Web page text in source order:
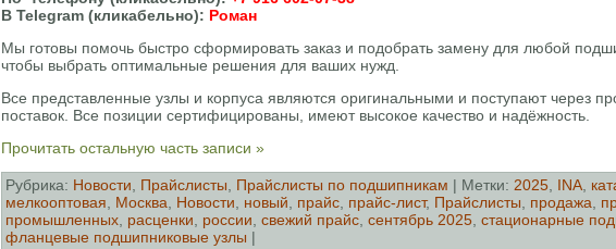
В Telegram (кликабельно): Роман
Мы готовы помочь быстро сформировать заказ и подобрать замену для любой
чтобы выбрать оптимальные решения для ваших нужд.
Все представленные узлы и корпуса являются оригинальными и поступают через
поставок. Все позиции сертифицированы, имеют высокое качество и надёжность.
Прочитать остальную часть записи »
Рубрика: Новости, Прайслисты, Прайслисты по подшипникам | Метки: 2025, INA,
мелкооптовая, Москва, Новости, новый, прайс, прайс-лист, Прайслисты, продажа,
промышленных, расценки, россии, свежий прайс, сентябрь 2025, стационарные
фланцевые подшипниковые узлы |